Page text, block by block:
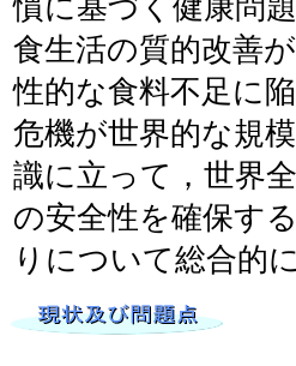
慣に基づく健康問
食生活の質的改善
性的な食料不足に
危機が世界的な規
識に立って，世界
の安全性を確保す
りについて総合的